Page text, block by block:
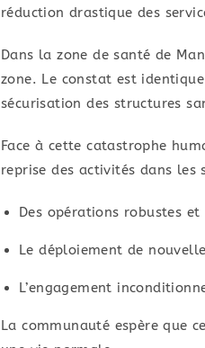
réduction drastique des
​Dans la zone de santé de
zone. ​Le constat est
sécurisation des structures
​​Face à cette catastrophe
reprise des activités dans les
​Des opérations robustes et
Le déploiement de
L’engagement
​La communauté espère que